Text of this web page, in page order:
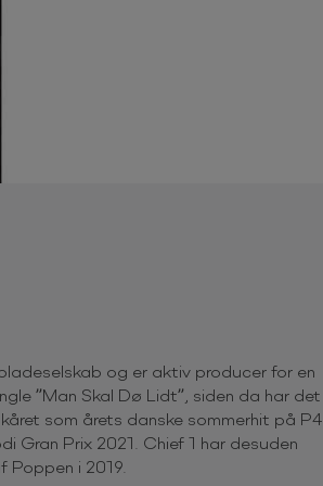
og er aktiv producer for en
”Man Skal Dø Lidt”, siden da har det
som årets danske sommerhit på P4
Gran Prix 2021. Chief 1 har desuden
i 2019.